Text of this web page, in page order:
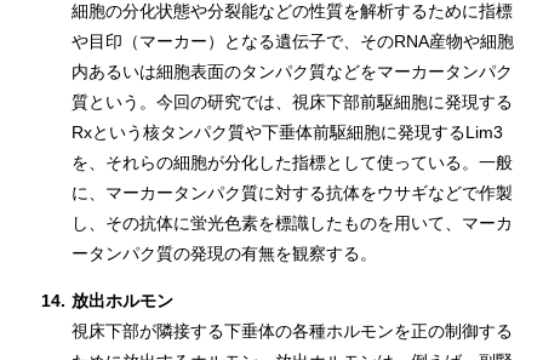
細胞の分化状態や分裂能などの性質を解析するために指標
や目印（マーカー）となる遺伝子で、そのRNA産物や細胞
内あるいは細胞表面のタンパク質などをマーカータンパク
質という。今回の研究では、視床下部前駆細胞に発現する
Rxという核タンパク質や下垂体前駆細胞に発現するLim3
を、それらの細胞が分化した指標として使っている。一般
に、マーカータンパク質に対する抗体をウサギなどで作製
し、その抗体に蛍光色素を標識したものを用いて、マーカ
ータンパク質の発現の有無を観察する。
14. 放出ホルモン
視床下部が隣接する下垂体の各種ホルモンを正の制御する